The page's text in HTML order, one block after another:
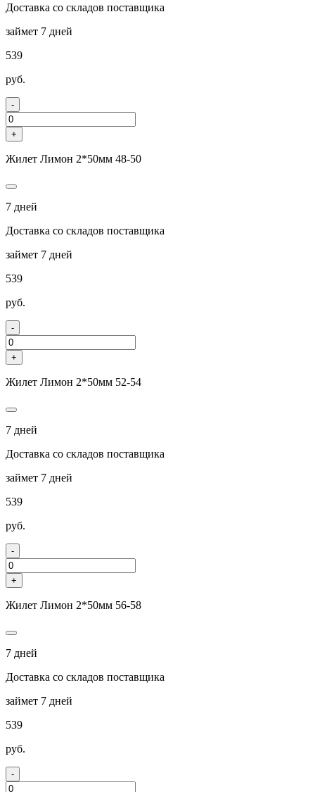
Доставка со складов поставщика
займет 7 дней
539
руб.
-
+
Жилет Лимон 2*50мм 48-50
7 дней
Доставка со складов поставщика
займет 7 дней
539
руб.
-
+
Жилет Лимон 2*50мм 52-54
7 дней
Доставка со складов поставщика
займет 7 дней
539
руб.
-
+
Жилет Лимон 2*50мм 56-58
7 дней
Доставка со складов поставщика
займет 7 дней
539
руб.
-